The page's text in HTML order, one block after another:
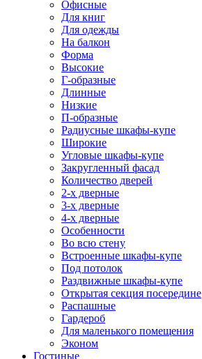
Офисные
Для книг
Для одежды
На балкон
Форма
Высокие
Г-образные
Длинные
Низкие
П-образные
Радиусные шкафы-купе
Широкие
Угловые шкафы-купе
Закругленный фасад
Количество дверей
2-х дверные
3-х дверные
4-х дверные
Особенности
Во всю стену
Встроенные шкафы-купе
Под потолок
Раздвижные шкафы-купе
Открытая секция посередине
Распашные
Гардероб
Для маленького помещения
Эконом
Гостиные